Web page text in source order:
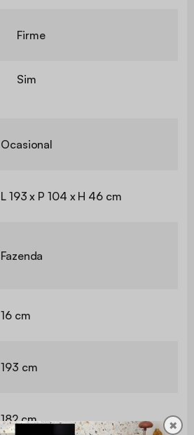
Firme
Sim
Ocasional
L 193 x P 104 x H 46 cm
Fazenda
16 cm
193 cm
182 cm ✖